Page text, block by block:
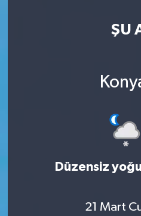
ŞU
Düzensiz
21 Mart
Son Dakika Haberleri